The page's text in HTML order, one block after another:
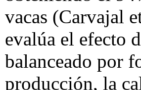
vacas (Carvajal
evalúa el efecto
balanceado por
producción, la